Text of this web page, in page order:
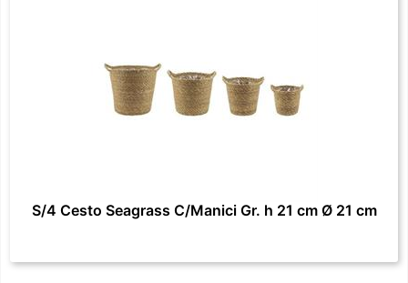
S/4 Cesto Seagrass C/Manici Gr. h 21 cm Ø 21 cm